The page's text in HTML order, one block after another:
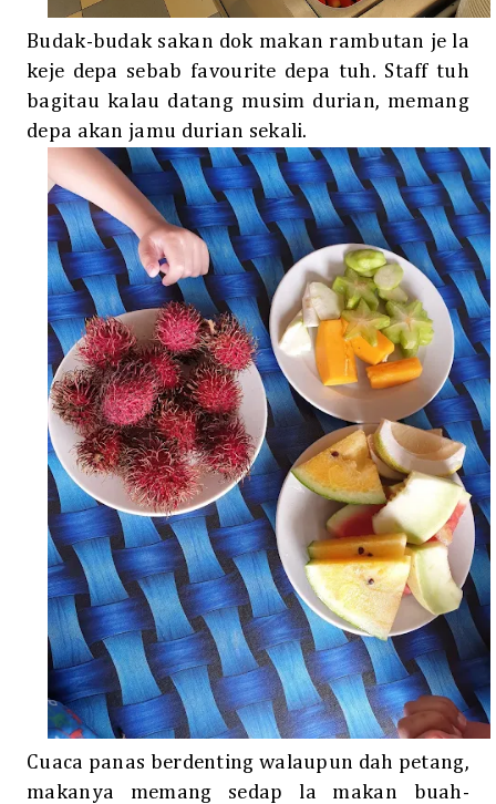
Budak-budak sakan dok makan rambutan je la
keje depa sebab favourite depa tuh. Staff tuh
bagitau kalau datang musim durian, memang
depa akan jamu durian sekali.
Cuaca panas berdenting walaupun dah petang,
makanya memang sedap la makan buah-